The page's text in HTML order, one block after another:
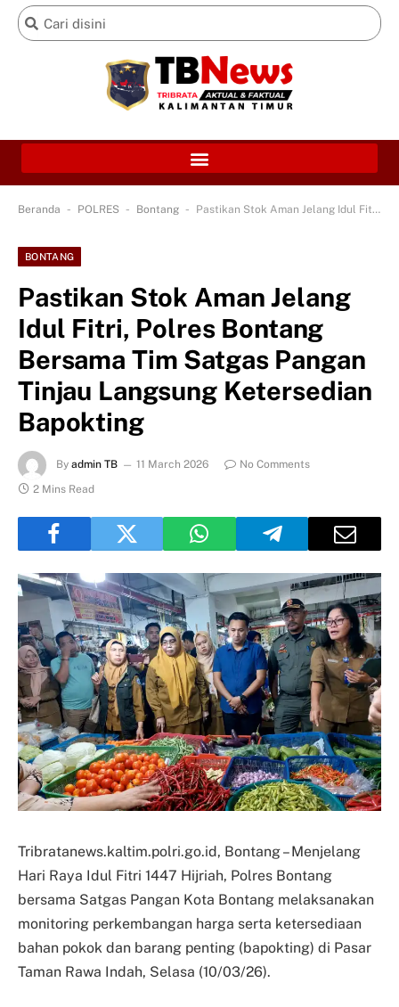
Beranda - POLRES - Bontang - Pastikan Stok Aman Jelang Idul Fitri, Polres Bontang Bersama Tim Satgas Pangan Tinjau Langsung Ketersedian Bapokting
BONTANG
Pastikan Stok Aman Jelang
Idul Fitri, Polres Bontang
Bersama Tim Satgas Pangan
Tinjau Langsung Ketersedian
Bapokting
By admin TB 11 March 2026
No Comments
2 Mins Read
Tribratanews.kaltim.polri.go.id, Bontang – Menjelang
Hari Raya Idul Fitri 1447 Hijriah, Polres Bontang
bersama Satgas Pangan Kota Bontang melaksanakan
monitoring perkembangan harga serta ketersediaan
bahan pokok dan barang penting (bapokting) di Pasar
Taman Rawa Indah, Selasa (10/03/26).